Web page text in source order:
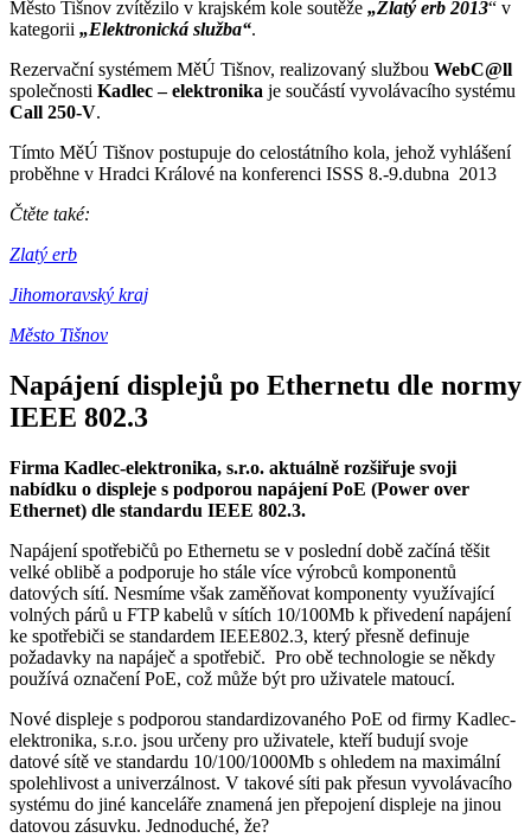
Město Tišnov zvítězilo v krajském kole soutěže „Zlatý erb 2013“ v
kategorii „Elektronická služba“.
Rezervační systémem MěÚ Tišnov, realizovaný službou WebC@ll
společnosti Kadlec – elektronika je součástí vyvolávacího systému
Call 250-V.
Tímto MěÚ Tišnov postupuje do celostátního kola, jehož vyhlášení
proběhne v Hradci Králové na konferenci ISSS 8.-9.dubna 2013
Čtěte také:
Zlatý erb
Jihomoravský kraj
Město Tišnov
Napájení displejů po Ethernetu dle normy
IEEE 802.3
Firma Kadlec-elektronika, s.r.o. aktuálně rozšiřuje svoji
nabídku o displeje s podporou napájení PoE (Power over
Ethernet) dle standardu IEEE 802.3.
Napájení spotřebičů po Ethernetu se v poslední době začíná těšit
velké oblibě a podporuje ho stále více výrobců komponentů
datových sítí. Nesmíme však zaměňovat komponenty využívající
volných párů u FTP kabelů v sítích 10/100Mb k přivedení napájení
ke spotřebiči se standardem IEEE802.3, který přesně definuje
požadavky na napáječ a spotřebič. Pro obě technologie se někdy
používá označení PoE, což může být pro uživatele matoucí.
Nové displeje s podporou standardizovaného PoE od firmy Kadlec-
elektronika, s.r.o. jsou určeny pro uživatele, kteří budují svoje
datové sítě ve standardu 10/100/1000Mb s ohledem na maximální
spolehlivost a univerzálnost. V takové síti pak přesun vyvolávacího
systému do jiné kanceláře znamená jen přepojení displeje na jinou
datovou zásuvku. Jednoduché, že?